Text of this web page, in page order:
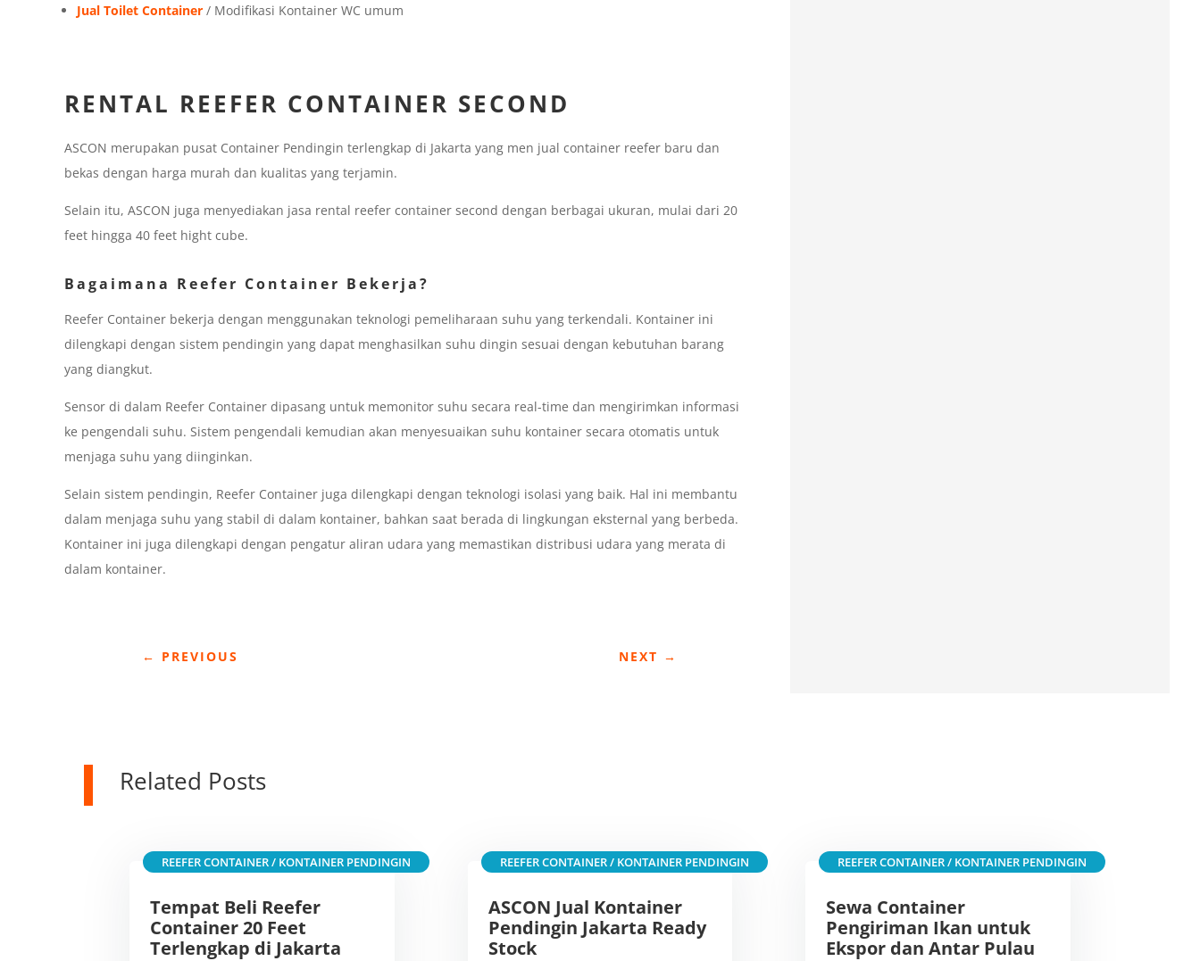
Jual Toilet Container/ Modifikasi Kontainer WC umum
RENTAL REEFER CONTAINER SECOND
ASCON merupakan pusat Container Pendingin terlengkap di Jakarta yang men jual container reefer baru dan
bekas dengan harga murah dan kualitas yang terjamin.
Selain itu, ASCON juga menyediakan jasa rental reefer container second dengan berbagai ukuran, mulai dari 20
feet hingga 40 feet hight cube.
Bagaimana Reefer Container Bekerja?
Reefer Container bekerja dengan menggunakan teknologi pemeliharaan suhu yang terkendali. Kontainer ini
dilengkapi dengan sistem pendingin yang dapat menghasilkan suhu dingin sesuai dengan kebutuhan barang
yang diangkut.
Sensor di dalam Reefer Container dipasang untuk memonitor suhu secara real-time dan mengirimkan informasi
ke pengendali suhu. Sistem pengendali kemudian akan menyesuaikan suhu kontainer secara otomatis untuk
menjaga suhu yang diinginkan.
Selain sistem pendingin, Reefer Container juga dilengkapi dengan teknologi isolasi yang baik. Hal ini membantu
dalam menjaga suhu yang stabil di dalam kontainer, bahkan saat berada di lingkungan eksternal yang berbeda.
Kontainer ini juga dilengkapi dengan pengatur aliran udara yang memastikan distribusi udara yang merata di
dalam kontainer.
← PREVIOUS NEXT →
Related Posts
Tempat Beli Reefer
Container 20 Feet
Terlengkap di Jakarta
REEFER CONTAINER / KONTAINER PENDINGIN
ASCON Jual Kontainer
Pendingin Jakarta Ready
Stock
REEFER CONTAINER / KONTAINER PENDINGIN
Sewa Container
Pengiriman Ikan untuk
Ekspor dan Antar Pulau
REEFER CONTAINER / KONTAINER PENDINGIN